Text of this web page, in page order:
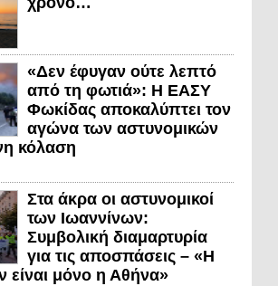
«Δεν έφυγαν ούτε λεπτό
από τη φωτιά»: Η ΕΑΣΥ
Φωκίδας αποκαλύπτει τον
αγώνα των αστυνομικών
κόλαση
Στα άκρα οι αστυνομικοί
των Ιωαννίνων:
Συμβολική διαμαρτυρία
για τις αποσπάσεις – «Η
είναι μόνο η Αθήνα»